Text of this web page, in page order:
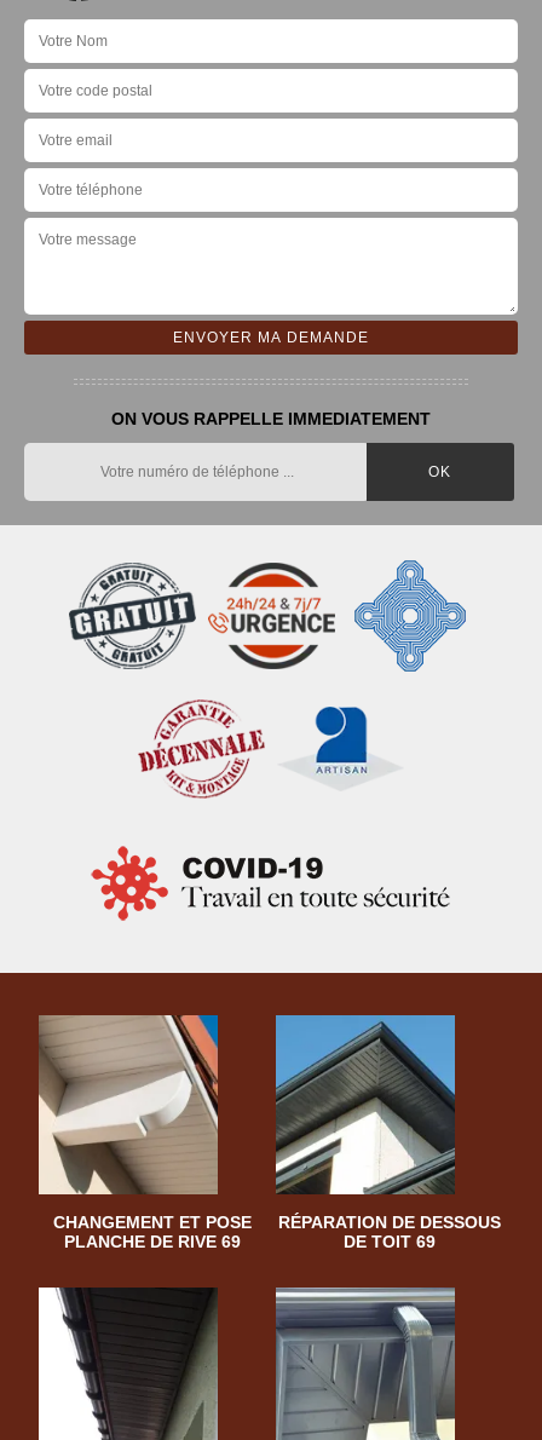
ON VOUS RAPPELLE IMMEDIATEMENT
CHANGEMENT ET POSE
PLANCHE DE RIVE 69
RÉPARATION DE DESSOUS
DE TOIT 69